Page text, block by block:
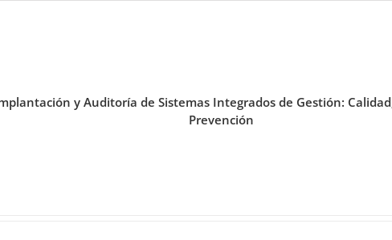
y Auditoría de Sistemas Integrados de Gestión:
Prevención